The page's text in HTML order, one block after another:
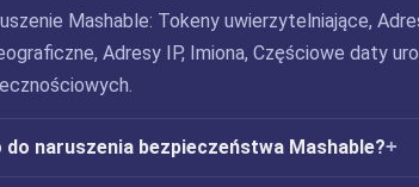
Mashable: Tokeny uwierzytelniające,
Adresy IP, Imiona, Częściowe daty
do naruszenia bezpieczeństwa Mashable?